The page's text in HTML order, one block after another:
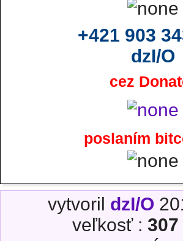
+421 903
dzI/O
cez
poslaním
vytvoril dzI/O
veľkosť :